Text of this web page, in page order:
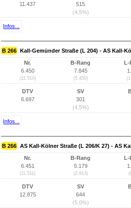
11.437
515
(4,5%)
Infos...
B 266 Kall-Gemünder Straße (L 204) - AS Kall-
Nr.
6.450
(11.510)
B-Rang
7.845
(5.450)
DTV
6.697
SV
301
(4,5%)
Infos...
B 266 AS Kall-Kölner Straße (L 206/K 27) - AS
Nr.
6.451
(11.511)
B-Rang
5.179
(2.813)
DTV
12.875
SV
644
(5,0%)